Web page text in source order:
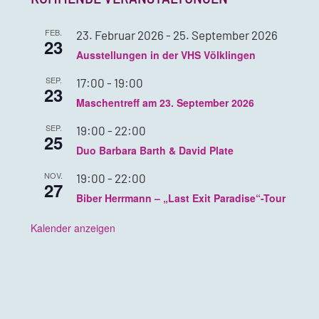
FEB.
23 23. Februar 2026 - 25. September 2026
Ausstellungen in der VHS Völklingen
SEP.
23 17:00 - 19:00
Maschentreff am 23. September 2026
SEP.
25 19:00 - 22:00
Duo Barbara Barth & David Plate
NOV.
27 19:00 - 22:00
Biber Herrmann – „Last Exit Paradise“-Tour
Kalender anzeigen